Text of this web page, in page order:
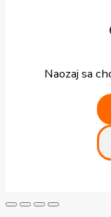
Naozaj sa